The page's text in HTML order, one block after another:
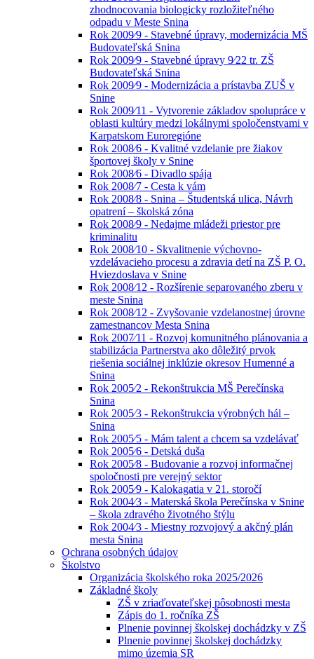
zhodnocovania biologicky rozložiteľného
odpadu v Meste Snina
Rok 2009⁄9 - Stavebné úpravy, modernizácia MŠ
Budovateľská Snina
Rok 2009⁄9 - Stavebné úpravy 9⁄22 tr. ZŠ
Budovateľská Snina
Rok 2009⁄9 - Modernizácia a prístavba ZUŠ v
Snine
Rok 2009⁄11 - Vytvorenie základov spolupráce v
oblasti kultúry medzi lokálnymi spoločenstvami v
Karpatskom Euroregióne
Rok 2008⁄6 - Kvalitné vzdelanie pre žiakov
športovej školy v Snine
Rok 2008⁄6 - Divadlo spája
Rok 2008⁄7 - Cesta k vám
Rok 2008⁄8 - Snina – Študentská ulica, Návrh
opatrení – školská zóna
Rok 2008⁄9 - Nedajme mládeži priestor pre
kriminalitu
Rok 2008⁄10 - Skvalitnenie výchovno-
vzdelávacieho procesu a zdravia detí na ZŠ P. O.
Hviezdoslava v Snine
Rok 2008⁄12 - Rozšírenie separovaného zberu v
meste Snina
Rok 2008⁄12 - Zvyšovanie vzdelanostnej úrovne
zamestnancov Mesta Snina
Rok 2007⁄11 - Rozvoj komunitného plánovania a
stabilizácia Partnerstva ako dôležitý prvok
riešenia sociálnej inklúzie okresov Humenné a
Snina
Rok 2005⁄2 - Rekonštrukcia MŠ Perečínska
Snina
Rok 2005⁄3 - Rekonštrukcia výrobných hál –
Snina
Rok 2005⁄5 - Mám talent a chcem sa vzdelávať
Rok 2005⁄6 - Detská duša
Rok 2005⁄8 - Budovanie a rozvoj informačnej
spoločnosti pre verejný sektor
Rok 2005⁄9 - Kalokagatia v 21. storočí
Rok 2004⁄3 - Materská škola Perečínska v Snine
– škola zdravého životného štýlu
Rok 2004⁄3 - Miestny rozvojový a akčný plán
mesta Snina
Ochrana osobných údajov
Školstvo
Organizácia školského roka 2025/2026
Základné školy
ZŠ v zriaďovateľskej pôsobnosti mesta
Zápis do 1. ročníka ZŠ
Plnenie povinnej školskej dochádzky v ZŠ
Plnenie povinnej školskej dochádzky
mimo územia SR